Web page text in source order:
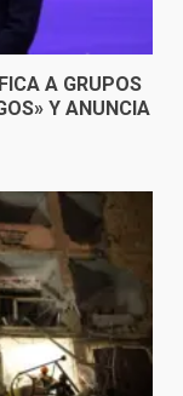
A GRUPOS
Y ANUNCIA